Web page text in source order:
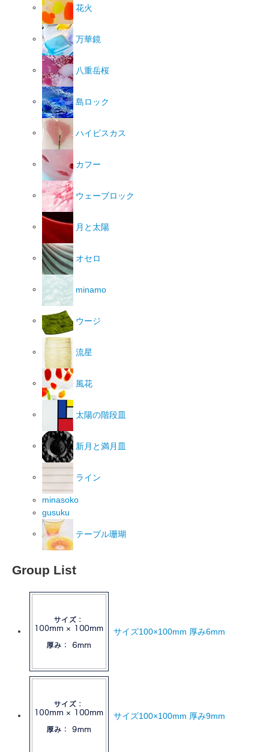
花火
万華鏡
八重岳桜
島ロック
ハイビスカス
カフー
ウェーブロック
月と太陽
オセロ
minamo
ウージ
流星
風花
太陽の階段皿
新月と満月皿
ライン
minasoko
gusuku
テーブル珊瑚
Group List
サイズ100×100mm 厚み6mm
サイズ100×100mm 厚み9mm